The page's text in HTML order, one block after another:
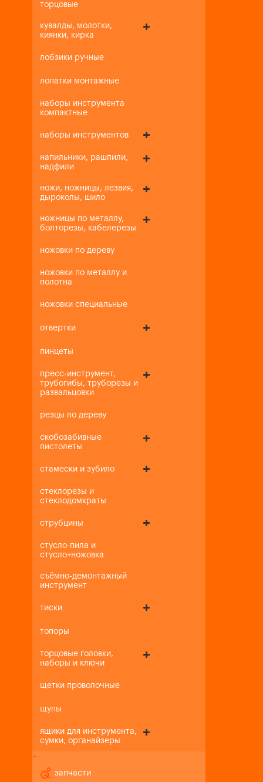
торцовые
кувалды, молотки,
киянки, кирка
лобзики ручные
лопатки монтажные
наборы инструмента
компактные
наборы инструментов
напильники, рашпили,
надфили
ножи, ножницы, лезвия,
дыроколы, шило
ножницы по металлу,
болторезы, кабелерезы
ножовки по дереву
ножовки по металлу и
полотна
ножовки специальные
отвертки
пинцеты
пресс-инструмент,
трубогибы, труборезы и
развальцовки
резцы по дереву
скобозабивные
пистолеты
стамески и зубило
стеклорезы и
стеклодомкраты
струбцины
стусло-пила и
стусло+ножовка
съёмно-демонтажный
инструмент
тиски
топоры
торцовые головки,
наборы и ключи
щетки проволочные
щупы
ящики для инструмента,
сумки, органайзеры
+-
запчасти